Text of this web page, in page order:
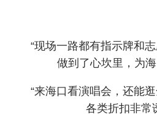
“现场一路都有指示牌和志
做到了心坎里，为
“来海口看演唱会，还能逛
各类折扣非常